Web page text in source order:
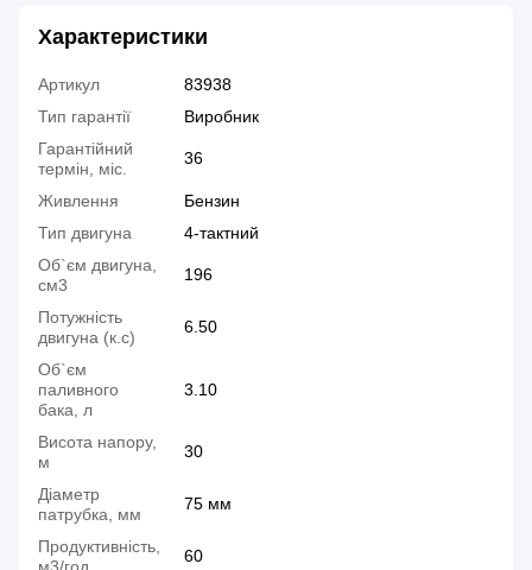
Характеристики
Артикул
83938
Тип гарантії
Виробник
Гарантійний
термін, міс.
36
Живлення
Бензин
Тип двигуна
4-тактний
Об`єм двигуна,
см3
196
Потужність
двигуна (к.с)
6.50
Об`єм
паливного
бака, л
3.10
Висота напору,
м
30
Діаметр
патрубка, мм
75 мм
Продуктивність,
60